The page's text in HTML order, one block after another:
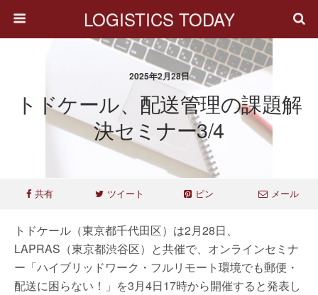
LOGISTICS TODAY
2025年2月28日
トドケール、配送管理の課題解
決セミナー3/4
共有 ツイート ピン メール
トドケール（東京都千代田区）は2月28日、
LAPRAS（東京都渋谷区）と共催で、オンラインセミナ
ー「ハイブリッドワーク・フルリモート環境でも郵便・
配送に困らない！」を3月4日17時から開催すると発表し